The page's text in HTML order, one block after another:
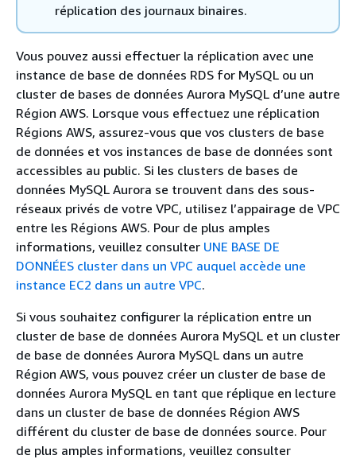
réplication des journaux binaires.
Vous pouvez aussi effectuer la réplication avec une
instance de base de données RDS for MySQL ou un
cluster de bases de données Aurora MySQL d’une autre
Région AWS. Lorsque vous effectuez une réplication
Régions AWS, assurez-vous que vos clusters de base
de données et vos instances de base de données sont
accessibles au public. Si les clusters de bases de
données MySQL Aurora se trouvent dans des sous-
réseaux privés de votre VPC, utilisez l’appairage de VPC
entre les Régions AWS. Pour de plus amples
informations, veuillez consulter UNE BASE DE
DONNÉES cluster dans un VPC auquel accède une
instance EC2 dans un autre VPC.
Si vous souhaitez configurer la réplication entre un
cluster de base de données Aurora MySQL et un cluster
de base de données Aurora MySQL dans un autre
Région AWS, vous pouvez créer un cluster de base de
données Aurora MySQL en tant que réplique en lecture
dans un cluster de base de données Région AWS
différent du cluster de base de données source. Pour
de plus amples informations, veuillez consulter